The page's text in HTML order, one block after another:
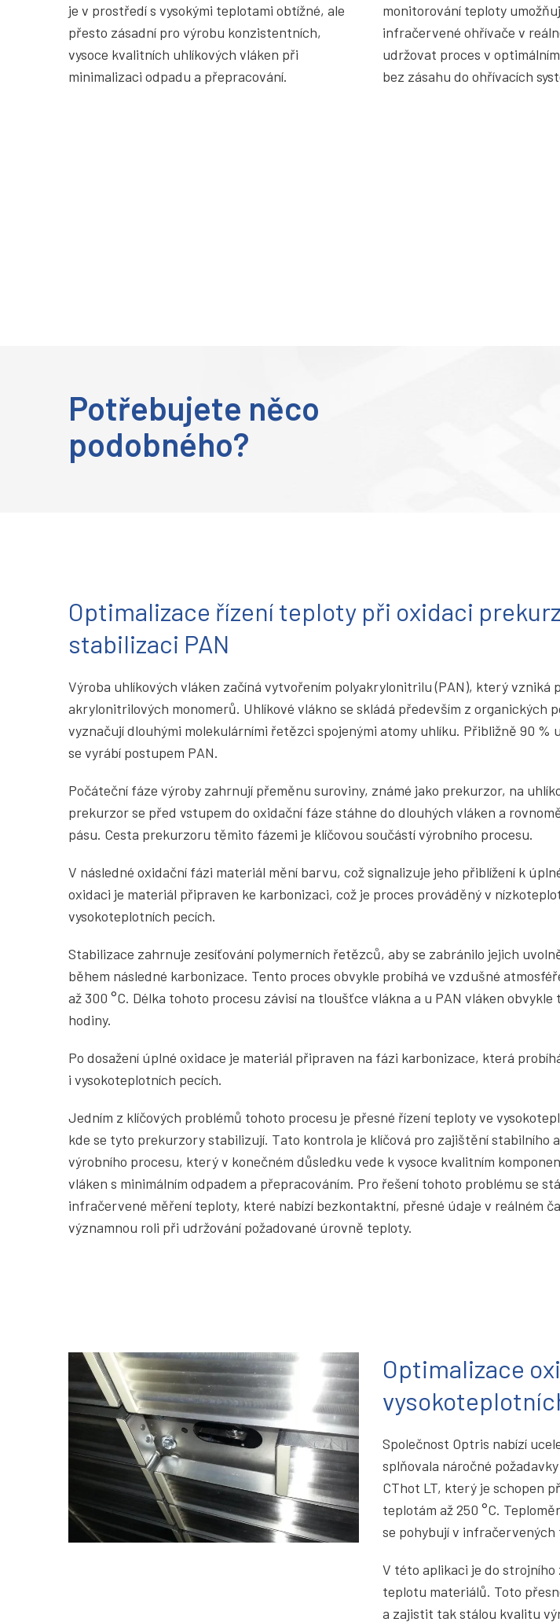
je v prostředí s vysokými teplotami obtížné, ale
přesto zásadní pro výrobu konzistentních,
vysoce kvalitních uhlíkových vláken při
minimalizaci odpadu a přepracování.
monitorování teploty
infračervené ohřívače v
udržovat proces v
bez zásahu do ohřívacích
Potřebujete něco
podobného?
Optimalizace řízení teploty při oxidaci
stabilizaci PAN
Výroba uhlíkových vláken začíná vytvořením polyakrylonitrilu (PAN), který vzniká
akrylonitrilových monomerů. Uhlíkové vlákno se skládá především z organických
vyznačují dlouhými molekulárními řetězci spojenými atomy uhlíku. Přibližně 90 %
se vyrábí postupem PAN.
Počáteční fáze výroby zahrnují přeměnu suroviny, známé jako prekurzor, na
prekurzor se před vstupem do oxidační fáze stáhne do dlouhých vláken a
pásu. Cesta prekurzoru těmito fázemi je klíčovou součástí výrobního procesu.
V následné oxidační fázi materiál mění barvu, což signalizuje jeho přiblížení k
oxidaci je materiál připraven ke karbonizaci, což je proces prováděný v
vysokoteplotních pecích.
Stabilizace zahrnuje zesíťování polymerních řetězců, aby se zabránilo jejich
během následné karbonizace. Tento proces obvykle probíhá ve vzdušné
až 300 °C. Délka tohoto procesu závisí na tloušťce vlákna a u PAN vláken
hodiny.
Po dosažení úplné oxidace je materiál připraven na fázi karbonizace, která
i vysokoteplotních pecích.
Jedním z klíčových problémů tohoto procesu je přesné řízení teploty ve
kde se tyto prekurzory stabilizují. Tato kontrola je klíčová pro zajištění stabilního
výrobního procesu, který v konečném důsledku vede k vysoce kvalitním
vláken s minimálním odpadem a přepracováním. Pro řešení tohoto problému se
infračervené měření teploty, které nabízí bezkontaktní, přesné údaje v reálném
významnou roli při udržování požadované úrovně teploty.
Optimalizace
Společnost Optris nabízí
splňovala náročné
CThot LT, který je schopen
teplotám až 250 °C.
se pohybují v infračervených
V této aplikaci je do
teplotu materiálů. Toto
a zajistit tak stálou kvalitu